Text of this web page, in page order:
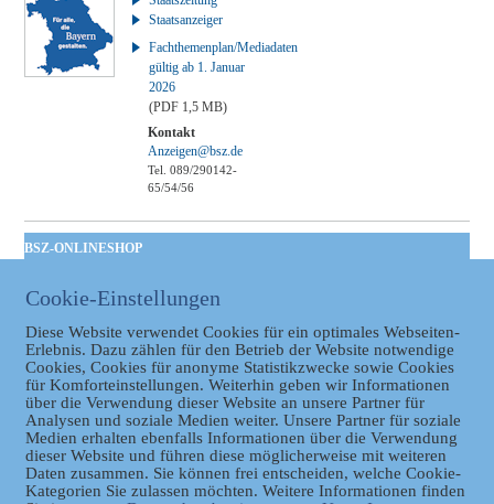
Staatsanzeiger
Fachthemenplan/Mediadaten
gültig ab 1. Januar
2026
(PDF 1,5 MB)
Kontakt
Anzeigen@bsz.de
Tel. 089/290142-
65/54/56
BSZ-ONLINESHOP
Taschenbuch
GVBl | Einbanddecke
Datenschutz
Cookie-Einstellungen
Diese Website verwendet Cookies für ein optimales Webseiten-
Erlebnis. Dazu zählen für den Betrieb der Website notwendige
Cookies, Cookies für anonyme Statistikzwecke sowie Cookies
für Komforteinstellungen. Weiterhin geben wir Informationen
über die Verwendung dieser Website an unsere Partner für
Analysen und soziale Medien weiter. Unsere Partner für soziale
Medien erhalten ebenfalls Informationen über die Verwendung
dieser Website und führen diese möglicherweise mit weiteren
Daten zusammen. Sie können frei entscheiden, welche Cookie-
Kategorien Sie zulassen möchten. Weitere Informationen finden